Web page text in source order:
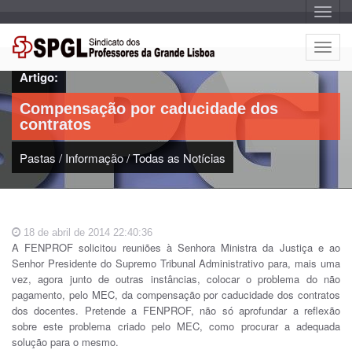
A
l
t
e
r
a
g
o
A
l
t
e
a
a
a
ç
ã
o
Artigo:
Compensação por caducidade dos
contratos
Pastas / Informação/Todas as Notícias
18 de abril de 2014 22:40:36
A FENPROF solicitou reuniões à Senhora Ministra da Justiça e ao
Senhor Presidente do Supremo Tribunal Administrativo para, mais uma
vez, agora junto de outras instâncias, colocar o problema do não
pagamento, pelo MEC, da compensação por caducidade dos contratos
dos docentes. Pretende a FENPROF, não só aprofundar a reflexão
sobre este problema criado pelo MEC, como procurar a adequada
solução para o mesmo.